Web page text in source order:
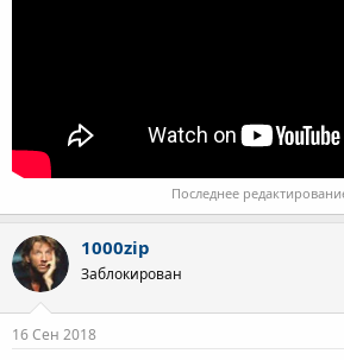
Последнее
1000zip
Заблокирован
16 Сен 2018